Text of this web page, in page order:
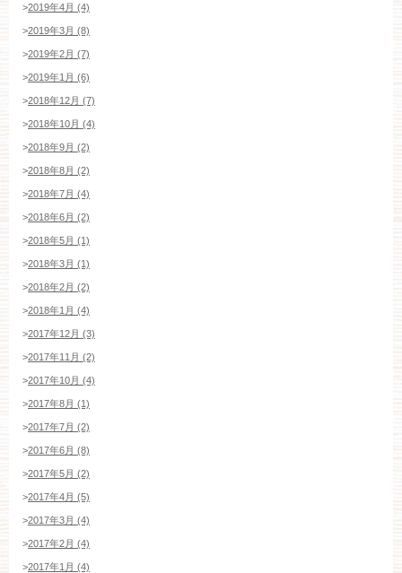
>2019年4月 (4)
>2019年3月 (8)
>2019年2月 (7)
>2019年1月 (6)
>2018年12月 (7)
>2018年10月 (4)
>2018年9月 (2)
>2018年8月 (2)
>2018年7月 (4)
>2018年6月 (2)
>2018年5月 (1)
>2018年3月 (1)
>2018年2月 (2)
>2018年1月 (4)
>2017年12月 (3)
>2017年11月 (2)
>2017年10月 (4)
>2017年8月 (1)
>2017年7月 (2)
>2017年6月 (8)
>2017年5月 (2)
>2017年4月 (5)
>2017年3月 (4)
>2017年2月 (4)
>2017年1月 (4)